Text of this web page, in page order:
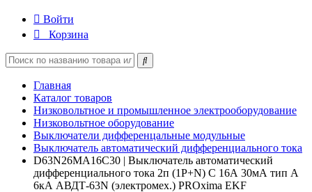
Войти
Корзина
Главная
Каталог товаров
Низковольтное и промышленное электрооборудование
Низковольтное оборудование
Выключатели дифференцальные модульные
Выключатель автоматический дифференциального тока
D63N26MA16C30 | Выключатель автоматический
дифференциального тока 2п (1P+N) C 16А 30мА тип A
6кА АВДТ-63N (электромех.) PROxima EKF